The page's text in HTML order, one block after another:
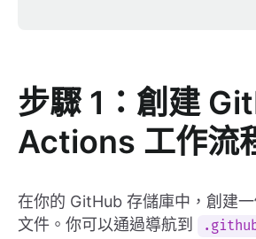
步驟 1：創建
Actions 工作流
在你的 GitHub 存儲庫中，創建
文件。你可以通過導航到